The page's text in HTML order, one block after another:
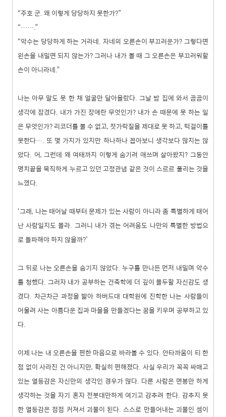
“주호 군. 왜 이렇게 당당하지 못한가?”
“…….”
“악수는 당당하게 하는 거라네. 자네의 오른손이 부끄러운가? 그렇다면
왼손을 내밀면 되지 않는가? 그러나 내가 볼 때 그 오른손은 부끄러워할
손이 아니라네.”
나는 아무 말도 못 한 채 얼굴만 달아올랐다. 그날 밤 집에 와서 곰곰이
생각에 잠겼다. 내가 가진 장애란 무엇인가? 내가 손 때문에 못 하는 일
은 무엇인가? 리코더를 불 수 없고, 젓가락질을 제대로 못 하고, 턱걸이를
못한다…. 또 몇 가지가 있지만 하나하나 꼽아보니 생각보다 많지는 않
았다. 어, 그런데 왜 여태까지 이렇게 숨기려 애쓰며 살아왔지? 그동안
명치끝을 묵직하게 누르고 있던 고정관념 같은 것이 스르르 풀리는 것을
느꼈다.
‘그래, 나는 태어날 때부터 문제가 있는 사람이 아니라 좀 특별하게 태어
난 사람일지도 몰라. 그러니 내가 겪는 어려움도 나만의 특별한 방법으
로 돌파해야 하지 않을까?’
그 뒤로 나는 오른손을 숨기지 않았다. 누구를 만나든 먼저 내밀며 악수
를 청했다. 그러자 내가 공부하는 건축학에 더 깊이 몰두할 자신감도 생
겼다. 차근차근 과정을 밟아 하버드대 대학원에 진학한 나는 사람들이
어울려 사는 아름다운 집과 마을을 만들겠다는 꿈을 키우며 공부하고 있
다.
이제 나는 내 오른손을 편한 마음으로 바라볼 수 있다. 안타까움이 티 한
점 없이 사라진 건 아니지만, 확실히 편해졌다. 사실 우리가 꼭꼭 싸매고
있는 열등감은 자신만의 생각인 경우가 많다. 다른 사람은 면봉만 하게
생각하는 것을 자기 혼자 전봇대만하게 여기고 감추려 한다. 감추지 못
한 열등감은 점점 커져서 괴물이 된다. 스스로 만들어내는 괴물인 셈이